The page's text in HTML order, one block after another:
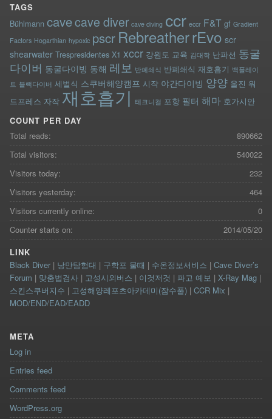
TAGS
Bühlmann cavecave diver cave diving ccr eccr F&T gf Gradient
Factors Hogarthian hypoxic pscr RebreatherrEvo scr
shearwater Trespresidentes X1 xccr 강원도 교육 김대학 난파선 동굴
다이버 동굴다이빙 동해 레보 반폐쇄식 반폐쇄식 재호흡기 백플레이
트 블랙다이버 세벌식 스쿠버해양캠프 시작 야간다이빙 양양 울진 워
드프레스 자작 재호흡기 테크니컬 포항 필터 해마 호가시안
COUNT PER DAY
890662
Total reads:
540022
Total visitors:
232
Visitors today:
464
Visitors yesterday:
0
Visitors currently online:
2014/05/20
Counter starts on:
LINK
Black Diver| 낭만탐험대 | 구학포 물때 | 수온정보서비스 | Cave Diver’s
Forum | 맞춤법검사| 고성시외버스 | 이것저것 | 파고 예보 | X-Ray Mag|
스킨스쿠버지수 | 고성해양레포츠아카데미(잠수풀)| CCR Mix |
MOD/END/EAD/EADD
META
Log in
Entries feed
Comments feed
WordPress.org